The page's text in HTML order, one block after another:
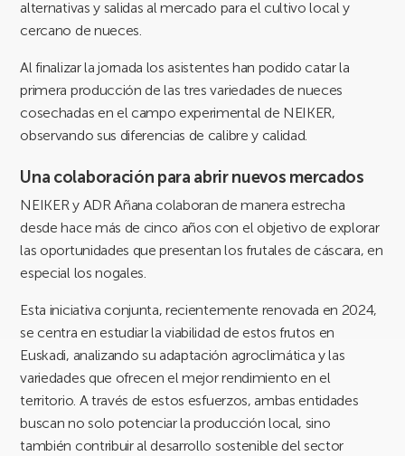
alternativas y salidas al mercado para el cultivo local y
cercano de nueces.
Al finalizar la jornada los asistentes han podido catar la
primera producción de las tres variedades de nueces
cosechadas en el campo experimental de NEIKER,
observando sus diferencias de calibre y calidad.
Una colaboración para abrir nuevos mercados
NEIKER y ADR Añana colaboran de manera estrecha
desde hace más de cinco años con el objetivo de explorar
las oportunidades que presentan los frutales de cáscara, en
especial los nogales.
Esta iniciativa conjunta, recientemente renovada en 2024,
se centra en estudiar la viabilidad de estos frutos en
Euskadi, analizando su adaptación agroclimática y las
variedades que ofrecen el mejor rendimiento en el
territorio. A través de estos esfuerzos, ambas entidades
buscan no solo potenciar la producción local, sino
también contribuir al desarrollo sostenible del sector